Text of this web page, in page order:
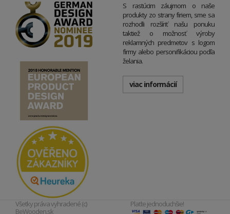
S rastúcim záujmom o naše
produkty zo strany firiem, sme sa
rozhodli rozšíriť našu ponuku
taktiež o možnosť výroby
reklamných predmetov s logom
firmy alebo personifikáciou podľa
želania.
viac informácií
Všetky práva vyhradené (c)
BeWooden.sk
Plaťte jednoduchšie!